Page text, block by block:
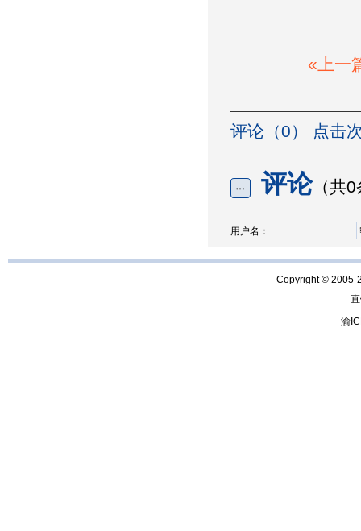
«上一
评论（0） 点击
评论（共0
用户名：
Copyright © 2005-
渝